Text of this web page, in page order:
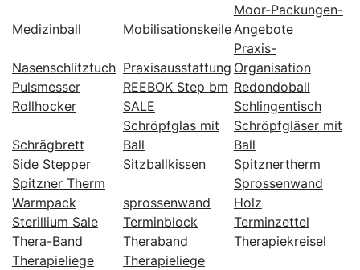
Medizinball Mobilisationskeile
Moor-Packungen-
Angebote
Nasenschlitztuch Praxisausstattung
Praxis-
Organisation
Pulsmesser
REEBOK Step bm Redondoball
Rollhocker
SALE Schlingentisch
Schrägbrett
Schröpfglas mit
Ball
Schröpfgläser mit
Ball
Side Stepper
Sitzballkissen
Spitznertherm
Spitzner Therm
Warmpack
sprossenwand
Sprossenwand
Holz
Sterillium Sale
Terminblock
Terminzettel
Thera-Band
Theraband
Therapiekreisel
Therapieliege
Therapieliege